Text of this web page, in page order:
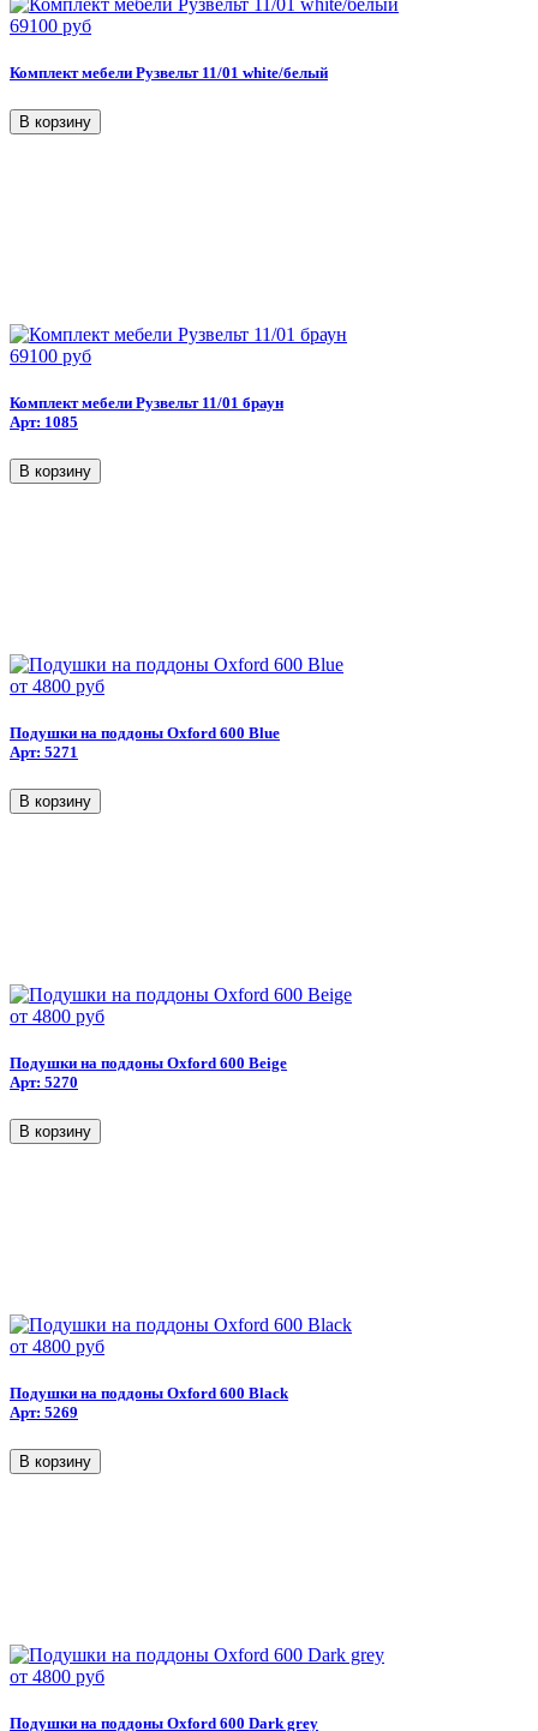
69100 руб
Комплект мебели Рузвельт 11/01 white/белый
69100 руб
Комплект мебели Рузвельт 11/01 браун
Арт: 1085
от 4800 руб
Подушки на поддоны Oxford 600 Blue
Арт: 5271
от 4800 руб
Подушки на поддоны Oxford 600 Beige
Арт: 5270
от 4800 руб
Подушки на поддоны Oxford 600 Black
Арт: 5269
от 4800 руб
Подушки на поддоны Oxford 600 Dark grey